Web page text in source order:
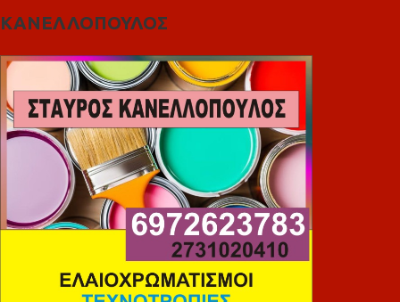
ΚΑΝΕΛΛΟΠΟΥΛΟΣ